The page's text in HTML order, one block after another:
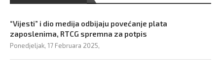
“Vijesti” i dio medija odbijaju povećanje plata
zaposlenima, RTCG spremna za potpis
Ponedjeljak, 17 Februara 2025,